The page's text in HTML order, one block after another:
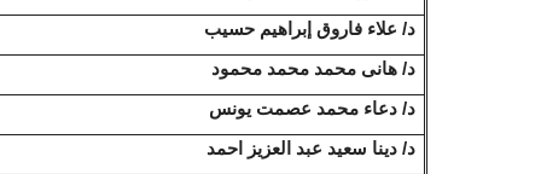
د/ علاء فاروق إبراهيم حسيب
د/ هانى محمد محمد محمود
د/ دعاء محمد عصمت يونس
د/ دينا سعيد عبد العزيز احمد